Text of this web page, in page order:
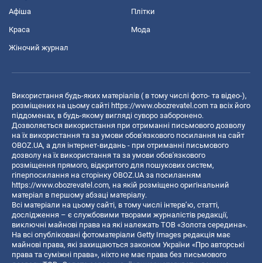
Афіша Плітки
Краса Мода
Жіночий журнал
Використання будь-яких матеріалів ( в тому числі фото- та відео-),
розміщених на цьому сайті https://www.obozrevatel.com та всіх його
піддоменах, в будь-якому вигляді суворо заборонено.
Дозволяється використання при отриманні письмового дозволу
на їх використання та за умови обов'язкового посилання на сайт
OBOZ.UA, а для інтернет-видань - при отриманні письмового
дозволу на їх використання та за умови обов'язкового
розміщення прямого, відкритого для пошукових систем,
гіперпосилання на сторінку OBOZ.UA за посиланням
https://www.obozrevatel.com, на якій розміщено оригінальний
матеріал в першому абзаці матеріалу.
Всі матеріали на цьому сайті, в тому числі інтерв’ю, статті,
дослідження – є службовими творами журналістів редакції,
виключні майнові права на які належать ТОВ «Золота середина».
На всі опубліковані фотоматеріали Getty Images редакція має
майнові права, які захищаються законом України «Про авторські
права та суміжні права», ніхто не має права без письмового